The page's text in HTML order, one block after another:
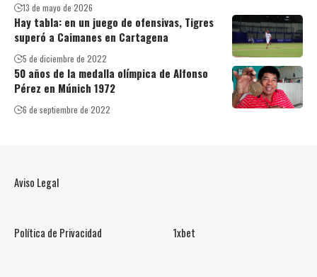
13 de mayo de 2026
Hay tabla: en un juego de ofensivas, Tigres
superó a Caimanes en Cartagena
5 de diciembre de 2022
50 años de la medalla olímpica de Alfonso
Pérez en Múnich 1972
6 de septiembre de 2022
Aviso Legal
Política de Privacidad 1xbet